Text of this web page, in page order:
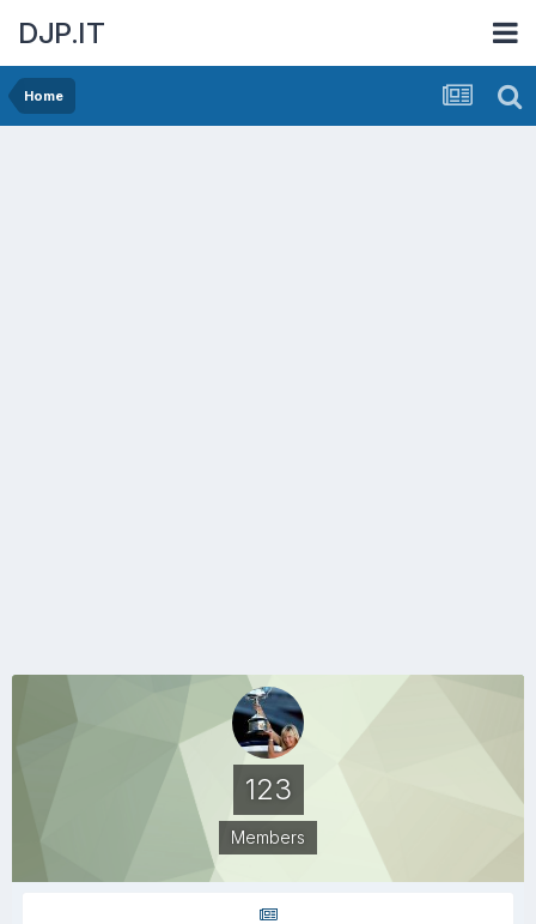
DJP.IT
Home
123
Members